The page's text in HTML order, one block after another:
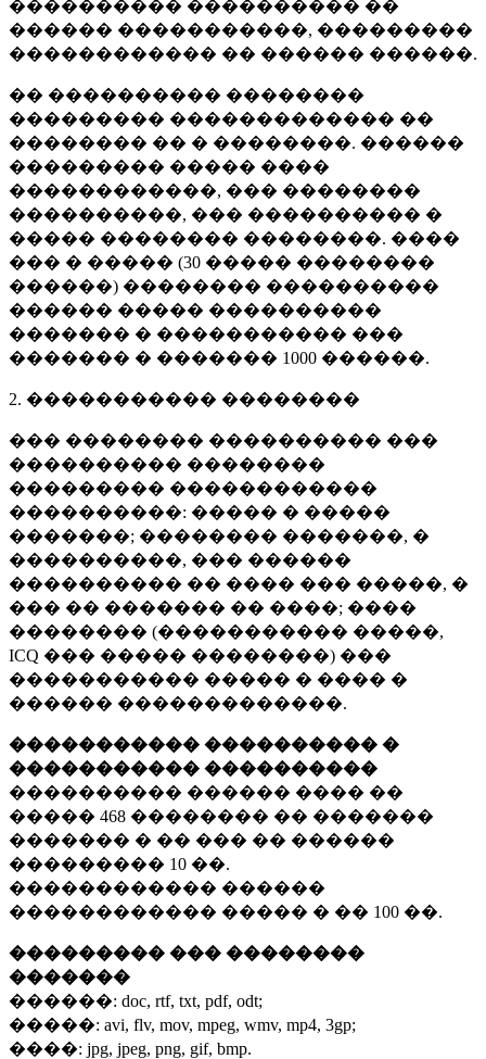
���������� ���������� ��
������ �����������, ���������
������������ �� ������ ������.
�� ���������� ��������
��������� ������������� ��
�������� �� � ��������. ������
��������� ����� ����
������������, ��� ��������
����������, ��� ���������� �
����� �������� ��������. ����
��� � ����� (30 ����� ��������
������) �������� ����������
������ ����� ����������
������� � ����������� ���
������� � ������� 1000 ������.
2. ����������� ��������
��� �������� ���������� ���
���������� ��������
��������� ������������
����������: ����� � �����
�������; �������� �������, �
����������, ��� ������
���������� �� ���� ��� �����, �
��� �� ������� �� ����; ����
�������� (����������� �����,
ICQ ��� ����� ��������) ���
����������� ����� � ���� �
������ �������������.
����������� ���������� �
����������� ����������
���������� ������ ���� ��
����� 468 �������� �� �������
������� � �� ��� �� ������
��������� 10 ��.
������������ ������
������������ ����� � �� 100 ��.
��������� ��� ��������
�������
������: doc, rtf, txt, pdf, odt;
�����: avi, flv, mov, mpeg, wmv, mp4, 3gp;
����: jpg, jpeg, png, gif, bmp.